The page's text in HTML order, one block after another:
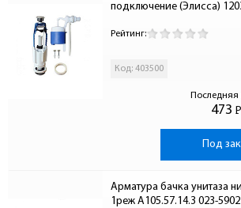
подключение (Элисса)
Рейтинг:
Код: 403500
Последняя
473 Р
-
Под
Арматура бачка унитаза
1реж А105.57.14.3 023-5902